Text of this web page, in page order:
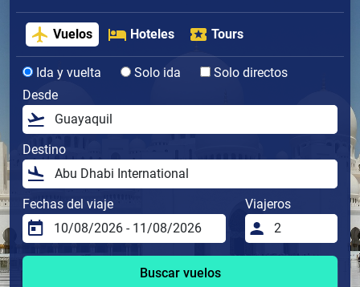
Vuelos Hoteles Tours
Ida y vuelta Solo ida
Solo directos
Desde
Destino
Fechas del viaje Viajeros
Buscar vuelos